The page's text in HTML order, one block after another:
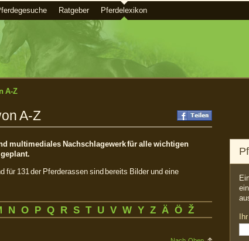
Ratgeber Pferdelexikon
A-Z
A-Z
multimediales Nachschlagewerk für alle wichtigen
für 131 der Pferderassen sind bereits Bilder und eine
N O P Q R S T U V W Y Z Ä Ö Ž